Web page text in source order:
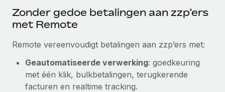
Meer informatie
Zonder gedoe betalingen aan zzp’ers
met Remote
Remote vereenvoudigt betalingen aan zzp’ers met:
Geautomatiseerde verwerking: goedkeuring
met één klik, bulkbetalingen, terugkerende
facturen en realtime tracking.